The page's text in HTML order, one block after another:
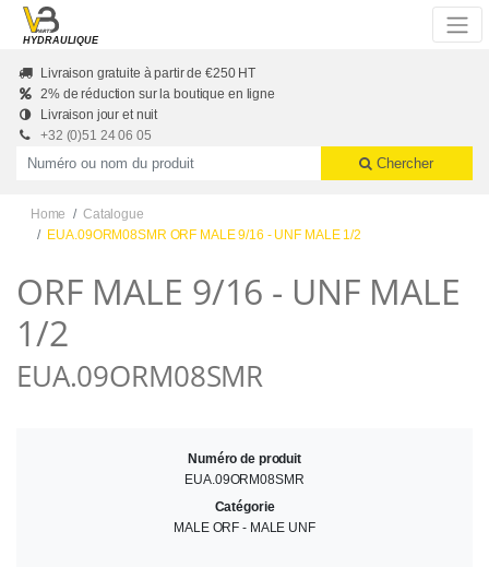
Skip to main content
HYDRAULIQUE
Livraison gratuite à partir de €250 HT
2% de réduction sur la boutique en ligne
Livraison jour et nuit
+32 (0)51 24 06 05
Productnummer of naam
Chercher
Home
Catalogue
EUA.09ORM08SMR ORF MALE 9/16 - UNF MALE 1/2
ORF MALE 9/16 - UNF MALE
1/2
EUA.09ORM08SMR
Numéro de produit
EUA.09ORM08SMR
Catégorie
MALE ORF - MALE UNF